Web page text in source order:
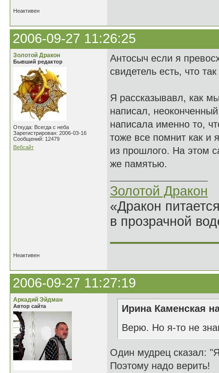
Неактивен
2006-09-27 11:26:25
Золотой Дракон
Бывший редактор
Откуда: Всегда с неба
Зарегистрирован: 2006-03-16
Сообщений: 12479
Вебсайт
Антосыч если я
свидетель есть, что
Я рассказывавл, как
написал,
написала именно то,
тоже все помнит как и
из прошлого. На этом
же памятью.
Золотой Дракон
«Дракон
в прозрачной
Неактивен
2006-09-27 11:27:19
Аркадий Эйдман
Автор сайта
Ирина Каменская
Верю. Но я-то не
Один мудрец сказал:
Поэтому надо верить!